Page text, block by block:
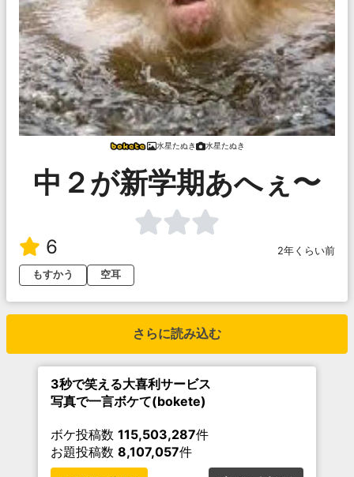
水星たぬき 水星たぬき
中２が新学期あへぇ〜
6
2年くらい前
もすかう
空耳
さらに読み込む
3秒で笑える大喜利サービス
写真で一言ボケて(bokete)
ボケ投稿数 115,503,287件
お題投稿数 8,107,057件